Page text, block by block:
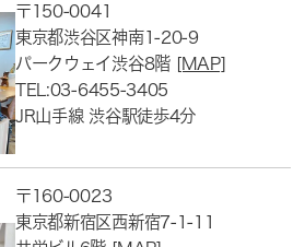
〒150-0041
東京都渋谷区神南1-20-9
パークウェイ渋谷8階 [MAP]
TEL:03-6455-3405
JR山手線 渋谷駅徒歩4分
〒160-0023
東京都新宿区西新宿7-1-11